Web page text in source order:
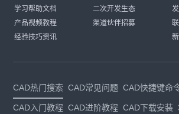
学习帮助文档
产品视频教程
经验技巧资讯
二次开发生态
渠道伙伴招募
CAD热门搜索 CAD常见问题 CAD快捷键命
CAD入门教程 CAD进阶教程 CAD下载安装